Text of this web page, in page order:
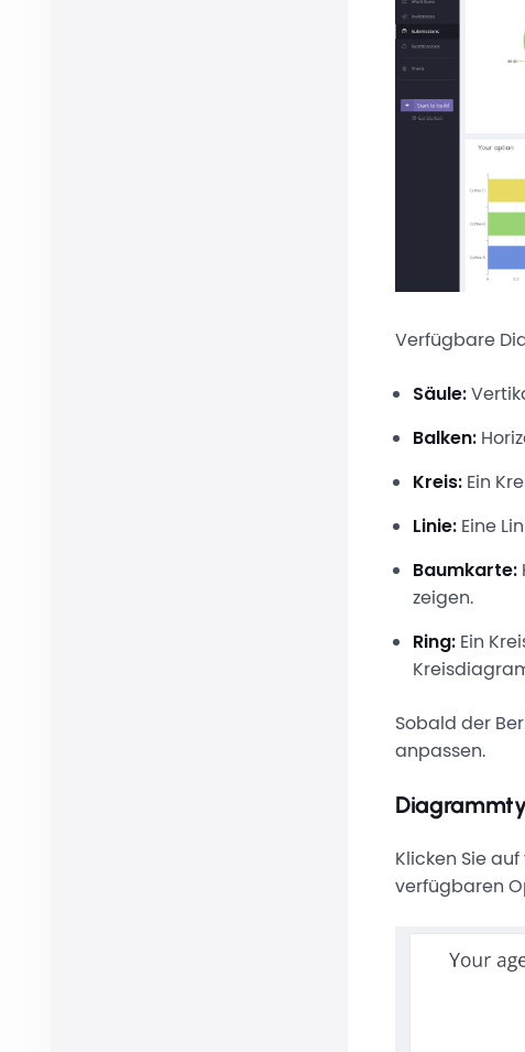
Verfügbare
Säule:
Balken:
Kreis:Ein
Linie:Eine
Baumkarte:
zeigen.
Ring:Ein
Sobald der
anpassen.
Klicken Sie
verfügbaren